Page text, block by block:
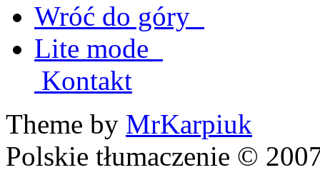
Wróć do góry
Lite mode
Kontakt
Theme by MrKarpiuk
Polskie tłumaczenie ©